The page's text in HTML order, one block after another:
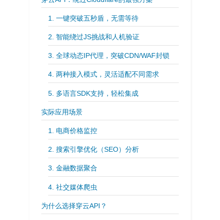
1. 一键突破五秒盾，无需等待
2. 智能绕过JS挑战和人机验证
3. 全球动态IP代理，突破CDN/WAF封锁
4. 两种接入模式，灵活适配不同需求
5. 多语言SDK支持，轻松集成
实际应用场景
1. 电商价格监控
2. 搜索引擎优化（SEO）分析
3. 金融数据聚合
4. 社交媒体爬虫
为什么选择穿云API？